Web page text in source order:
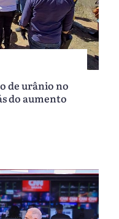
de urânio no
do aumento